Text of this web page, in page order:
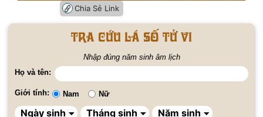
Chia Sẻ Link
Tra cứu lá số tử vi
Nhập đúng năm sinh âm lịch
Họ và tên:
Giới tính: Nam Nữ